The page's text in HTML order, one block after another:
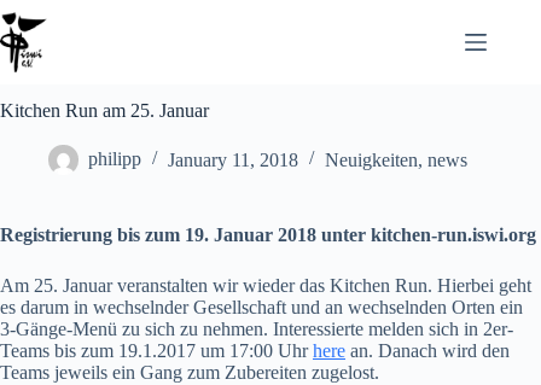
Kitchen Run am 25. Januar
philipp January 11, 2018 Neuigkeiten, news
Registrierung bis zum 19. Januar 2018 unter kitchen-run.iswi.org
Am 25. Januar veranstalten wir wieder das Kitchen Run. Hierbei geht
es darum in wechselnder Gesellschaft und an wechselnden Orten ein
3-Gänge-Menü zu sich zu nehmen. Interessierte melden sich in 2er-
Teams bis zum 19.1.2017 um 17:00 Uhrhere an. Danach wird den
Teams jeweils ein Gang zum Zubereiten zugelost.